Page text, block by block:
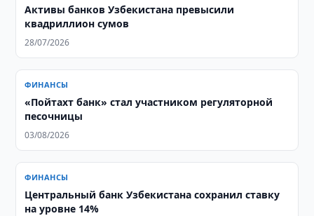
Активы банков Узбекистана превысили
квадриллион сумов
28/07/2026
ФИНАНСЫ
«Пойтахт банк» стал участником регуляторной
песочницы
03/08/2026
ФИНАНСЫ
Центральный банк Узбекистана сохранил ставку
на уровне 14%